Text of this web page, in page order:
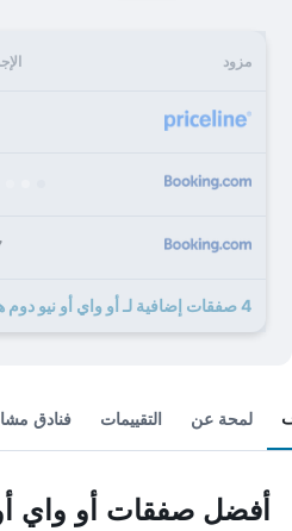
مزود
4 صفقات إضافية لـ أو واي أو نيو دوم هوتل
لمحة عن التقييمات فنادق
أفضل صفقات أو واي